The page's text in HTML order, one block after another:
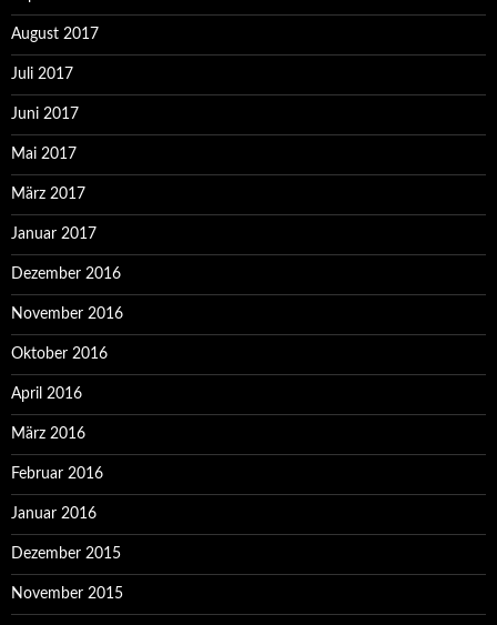
August 2017
Juli 2017
Juni 2017
Mai 2017
März 2017
Januar 2017
Dezember 2016
November 2016
Oktober 2016
April 2016
März 2016
Februar 2016
Januar 2016
Dezember 2015
November 2015